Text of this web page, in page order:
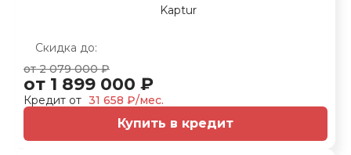
Скидка до:
от 2 079 000 ₽
от 1 899 000 ₽
Кредит от 31 658 ₽/мес.
Купить в кредит